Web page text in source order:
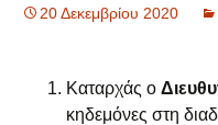
20 Δεκεμβρίου 2020
Καταρχάς ο
κηδεμόνες στη